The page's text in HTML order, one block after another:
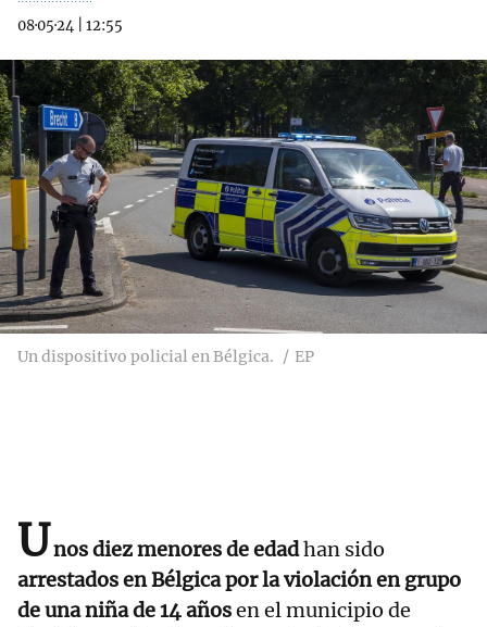
08·05·24
12:55
Un dispositivo policial en Bélgica. EP
Unos diez menores de edadhan sido
arrestados en Bélgica por la violación en grupo
de una niña de 14 añosen el municipio de